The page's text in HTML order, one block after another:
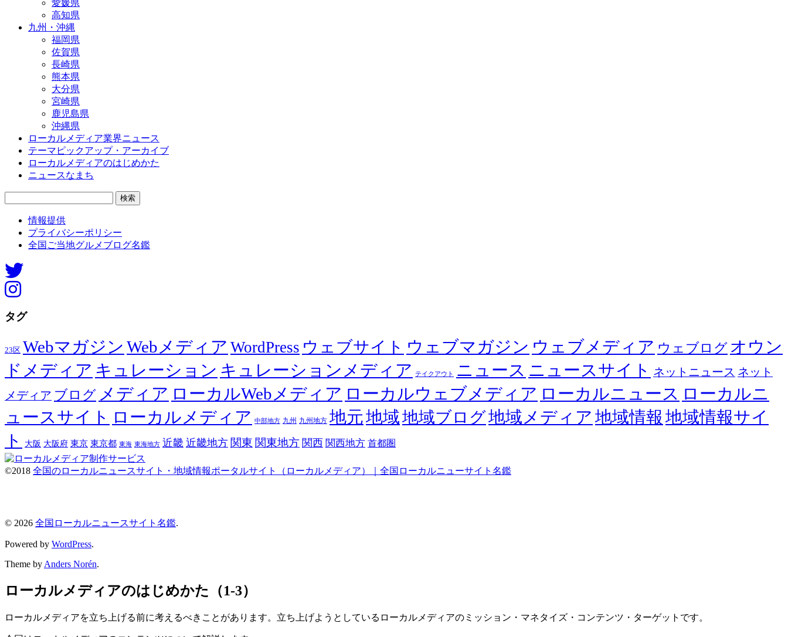
愛媛県
高知県
九州・沖縄
福岡県
佐賀県
長崎県
熊本県
大分県
宮崎県
鹿児島県
沖縄県
ローカルメディア業界ニュース
テーマピックアップ・アーカイブ
ローカルメディアのはじめかた
ニュースなまち
情報提供
プライバシーポリシー
全国ご当地グルメブログ名鑑
タグ
23区 Webマガジン Webメディア WordPress ウェブサイト ウェブマガジン ウェブメディア ウェブログ オウン
ドメディア キュレーション キュレーションメディア テイクアウト ニュース ニュースサイト ネットニュース ネット
メディア ブログ メディア ローカルWebメディア ローカルウェブメディア ローカルニュース ローカルニ
ュースサイト ローカルメディア 中部地方 九州 九州地方 地元地域地域ブログ地域メディア 地域情報 地域情報サイ
ト
大阪 大阪府 東京 東京都 東海 東海地方 近畿 近畿地方 関東 関東地方 関西 関西地方 首都圏
©2018 全国のローカルニュースサイト・地域情報ポータルサイト（ローカルメディア）｜全国ローカルニューサイト名鑑
© 2026 全国ローカルニュースサイト名鑑.
Powered by WordPress.
Theme by Anders Norén.
ローカルメディアのはじめかた（1-3）
ローカルメディアを立ち上げる前に考えるべきことがあります。立ち上げようとしているローカルメディアのミッション・マネタイズ・コンテンツ・ターゲットです。